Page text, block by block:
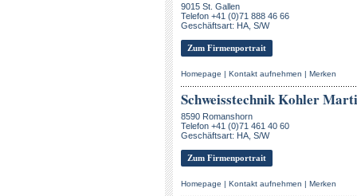
9015 St. Gallen
Telefon +41 (0)71 888 46 66
Geschäftsart: HA, S/W
Zum Firmenportrait
Homepage | Kontakt aufnehmen | Merken
Schweisstechnik Kohler
8590 Romanshorn
Telefon +41 (0)71 461 40 60
Geschäftsart: HA, S/W
Zum Firmenportrait
Homepage | Kontakt aufnehmen | Merken